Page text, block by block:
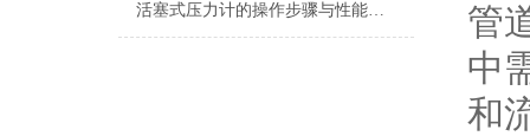
活塞式压力计的操作步骤与性能特点
管
中
和